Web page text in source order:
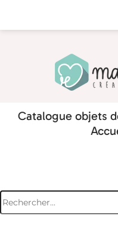
Catalogue objets